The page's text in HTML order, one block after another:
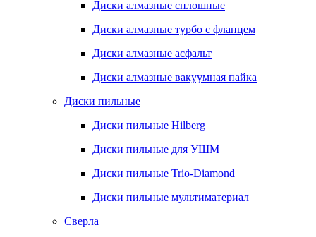
Диски алмазные сплошные
Диски алмазные турбо с фланцем
Диски алмазные асфальт
Диски алмазные вакуумная пайка
Диски пильные
Диски пильные Hilberg
Диски пильные для УШМ
Диски пильные Trio-Diamond
Диски пильные мультиматериал
Сверла